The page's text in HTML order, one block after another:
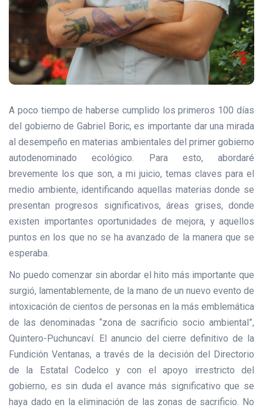
A poco tiempo de haberse cumplido los primeros 100 días
del gobierno de Gabriel Boric, es importante dar una mirada
al desempeño en materias ambientales del primer gobierno
autodenominado ecológico. Para esto, abordaré
brevemente los que son, a mi juicio, temas claves para el
medio ambiente, identificando aquellas materias donde se
presentan progresos significativos, áreas grises, donde
existen importantes oportunidades de mejora, y aquellos
puntos en los que no se ha avanzado de la manera que se
esperaba.
No puedo comenzar sin abordar el hito más importante que
surgió, lamentablemente, de la mano de un nuevo evento de
intoxicación de cientos de personas en la más emblemática
de las denominadas “zona de sacrificio socio ambiental”,
Quintero-Puchuncaví. El anuncio del cierre definitivo de la
Fundición Ventanas, a través de la decisión del Directorio
de la Estatal Codelco y con el apoyo irrestricto del
gobierno, es sin duda el avance más significativo que se
haya dado en la eliminación de las zonas de sacrificio. No